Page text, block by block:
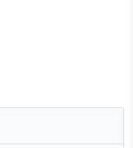
는 인원은 3,500
서울시 청년월